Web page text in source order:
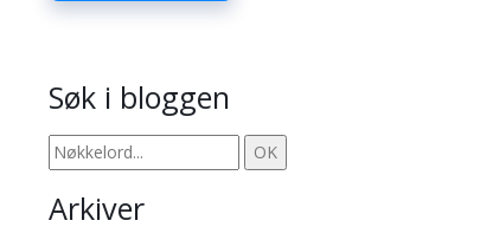
Søk i bloggen
Arkiver